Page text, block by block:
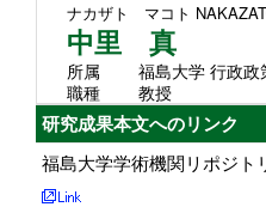
ナカザト マコト
中里 真
所属
福島大学 行政政
職種
教授
研究成果本文へのリンク
福島大学学術機関リポジト